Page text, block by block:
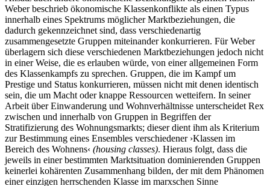
Weber beschrieb ökonomische Klassenkonflikte als einen Typus
innerhalb eines Spektrums möglicher Marktbeziehungen, die
dadurch gekennzeichnet sind, dass verschiedenartig
zusammengesetzte Gruppen miteinander konkurrieren. Für Weber
überlagern sich diese verschiedenen Marktbeziehungen jedoch nicht
in einer Weise, die es erlauben würde, von einer allgemeinen Form
des Klassenkampfs zu sprechen. Gruppen, die im Kampf um
Prestige und Status konkurrieren, müssen nicht mit denen identisch
sein, die um Macht oder knappe Ressourcen wetteifern. In seiner
Arbeit über Einwanderung und Wohnverhältnisse unterscheidet Rex
zwischen und innerhalb von Gruppen in Begriffen der
Stratifizierung des Wohnungsmarkts; dieser dient ihm als Kriterium
zur Bestimmung eines Ensembles verschiedener ›Klassen im
Bereich des Wohnens‹ (housing classes). Hieraus folgt, dass die
jeweils in einer bestimmten Marktsituation dominierenden Gruppen
keinerlei kohärenten Zusammenhang bilden, der mit dem Phänomen
einer einzigen herrschenden Klasse im marxschen Sinne